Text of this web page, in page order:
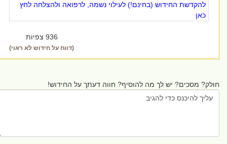
להקדשת החידוש (בחינם!) לעילוי נשמה, לרפואה ולהצלחה לחץ
(דווח על חידוש לא ראוי)
מסכים? יש לך מה להוסיף? חווה דעתך על החידוש!